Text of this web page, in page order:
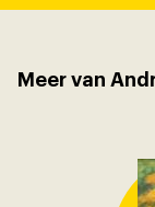
Meer van